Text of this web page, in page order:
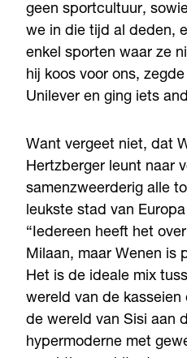
geen sportcultuur,
we in die tijd al deden,
enkel sporten waar ze
hij koos voor ons,
Unilever en ging iets
Want vergeet niet, dat
Hertzberger leunt naar
samenzweerderig alle
leukste stad van
“Iedereen heeft het
Milaan, maar Wenen is
Het is de ideale mix
wereld van de kasseien
de wereld van Sisi aan
hypermoderne met